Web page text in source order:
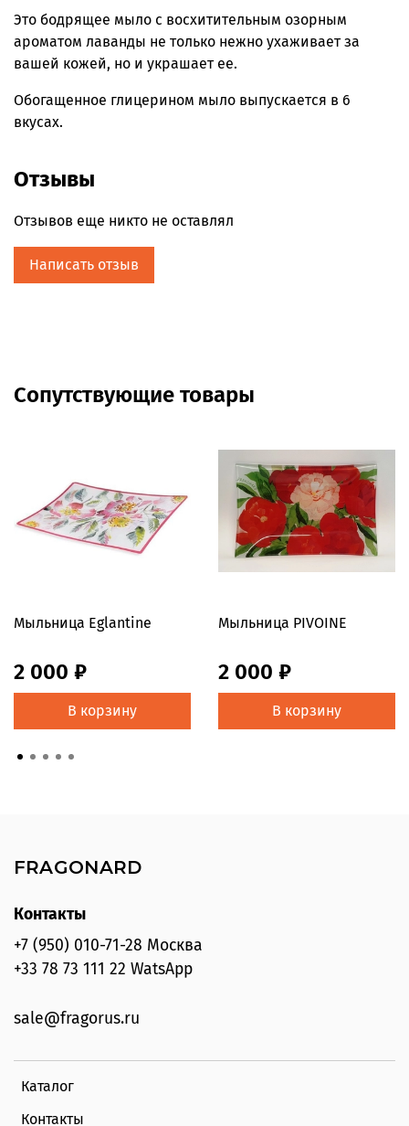
Это бодрящее мыло с восхитительным озорным
ароматом лаванды не только нежно ухаживает за
вашей кожей, но и украшает ее.
Обогащенное глицерином мыло выпускается в 6
вкусах.
Отзывы
Отзывов еще никто не оставлял
Написать отзыв
Сопутствующие товары
Мыльница Eglantine
2 000 ₽
В корзину
Мыльница PIVOINE
2 000 ₽
В корзину
FRAGONARD
Каталог
Контакты
Контакты
+7 (950) 010-71-28 Москва
+33 78 73 111 22 WatsApp
sale@fragorus.ru